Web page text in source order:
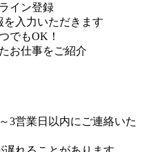
イン登録
入力いただきます
でもOK！
お仕事をご紹介
3営業日以内にご連絡いた